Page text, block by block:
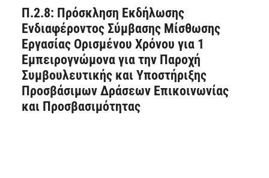
Π.2.8: Πρόσκληση Εκδήλωσης
Ενδιαφέροντος Σύμβασης Μίσθωσης
Εργασίας Ορισμένου Χρόνου για 1
Εμπειρογνώμονα για την Παροχή
Συμβουλευτικής και Υποστήριξης
Προσβάσιμων Δράσεων Επικοινωνίας
και Προσβασιμότητας